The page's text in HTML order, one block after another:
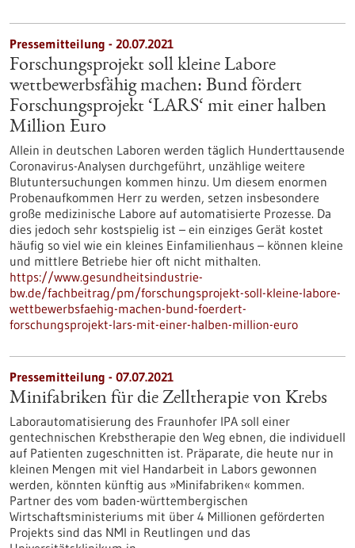
Pressemitteilung - 20.07.2021
Forschungsprojekt soll kleine Labore
wettbewerbsfähig machen: Bund fördert
Forschungsprojekt ‘LARS‘ mit einer halben
Million Euro
Allein in deutschen Laboren werden täglich Hunderttausende
Coronavirus-Analysen durchgeführt, unzählige weitere
Blutuntersuchungen kommen hinzu. Um diesem enormen
Probenaufkommen Herr zu werden, setzen insbesondere
große medizinische Labore auf automatisierte Prozesse. Da
dies jedoch sehr kostspielig ist – ein einziges Gerät kostet
häufig so viel wie ein kleines Einfamilienhaus – können kleine
und mittlere Betriebe hier oft nicht mithalten.
https://www.gesundheitsindustrie-
bw.de/fachbeitrag/pm/forschungsprojekt-soll-kleine-labore-
wettbewerbsfaehig-machen-bund-foerdert-
forschungsprojekt-lars-mit-einer-halben-million-euro
Pressemitteilung - 07.07.2021
Minifabriken für die Zelltherapie von Krebs
Laborautomatisierung des Fraunhofer IPA soll einer
gentechnischen Krebstherapie den Weg ebnen, die individuell
auf Patienten zugeschnitten ist. Präparate, die heute nur in
kleinen Mengen mit viel Handarbeit in Labors gewonnen
werden, könnten künftig aus »Minifabriken« kommen.
Partner des vom baden-württembergischen
Wirtschaftsministeriums mit über 4 Millionen geförderten
Projekts sind das NMI in Reutlingen und das